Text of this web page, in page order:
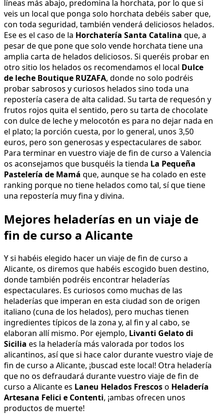
líneas más abajo, predomina la horchata, por lo que si
veis un local que ponga solo horchata debéis saber que,
con toda seguridad, también venderá deliciosos helados.
Ese es el caso de la Horchatería Santa Catalina que, a
pesar de que pone que solo vende horchata tiene una
amplia carta de helados deliciosos. Si queréis probar en
otro sitio los helados os recomendamos el local Dulce
de leche Boutique RUZAFA, donde no solo podréis
probar sabrosos y curiosos helados sino toda una
repostería casera de alta calidad. Su tarta de requesón y
frutos rojos quita el sentido, pero su tarta de chocolate
con dulce de leche y melocotón es para no dejar nada en
el plato; la porción cuesta, por lo general, unos 3,50
euros, pero son generosas y espectaculares de sabor.
Para terminar en vuestro viaje de fin de curso a Valencia
os aconsejamos que busquéis la tienda La Pequeña
Pastelería de Mamá que, aunque se ha colado en este
ranking porque no tiene helados como tal, sí que tiene
una repostería muy fina y divina.
Mejores heladerías en un viaje de
fin de curso a Alicante
Y si habéis elegido hacer un viaje de fin de curso a
Alicante, os diremos que habéis escogido buen destino,
donde también podréis encontrar heladerías
espectaculares. Es curiosos como muchas de las
heladerías que imperan en esta ciudad son de origen
italiano (cuna de los helados), pero muchas tienen
ingredientes típicos de la zona y, al fin y al cabo, se
elaboran allí mismo. Por ejemplo, Livanti Gelato di
Sicilia es la heladería más valorada por todos los
alicantinos, así que si hace calor durante vuestro viaje de
fin de curso a Alicante, ¡buscad este local! Otra heladería
que no os defraudará durante vuestro viaje de fin de
curso a Alicante es Laneu Helados Frescoso Heladería
Artesana Felici e Contenti, ¡ambas ofrecen unos
productos de muerte!